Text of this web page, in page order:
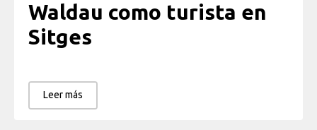
Waldau como turista en
Sitges
Leer más